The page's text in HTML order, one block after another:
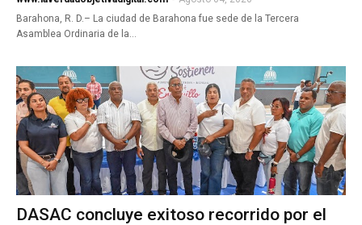
Barahona, R. D.– La ciudad de Barahona fue sede de la Tercera
Asamblea Ordinaria de la…
DASAC concluye exitoso recorrido por el